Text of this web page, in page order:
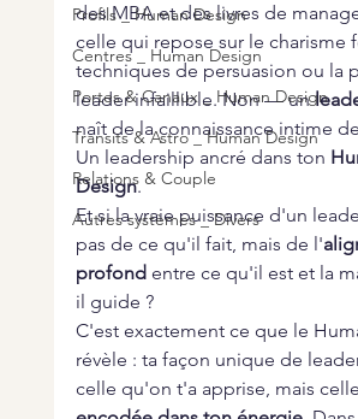
Profils _ Human Design
Centres _ Human Design
Portes & Canaux _ Human Design
Transits & Astro _ Human Design
Relations & Couple
Autres systèmes _ Divers
des MBA et des livres de
celle qui repose sur le charisme
techniques de persuasion ou la
leader infaillible. Non — un
naît de la connaissance intime
Un leadership ancré dans ton
Design.
Et si la vraie puissance d'un
pas de ce qu'il fait, mais de l'
profond entre ce qu'il est et la
il guide ?
C'est exactement ce que le
révèle : ta façon unique de
celle qu'on t'a apprise, mais